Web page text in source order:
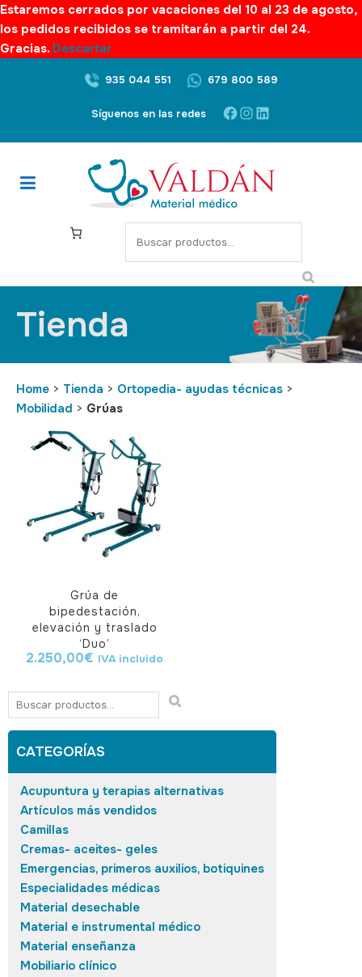
Estaremos cerrados por vacaciones del 10 al 23 de agosto,
los pedidos recibidos se tramitarán a partir del 24.
Gracias. Descartar
935 044 551 679 800 589
Síguenos en las redes
Tienda
Home > Tienda > Ortopedia- ayudas técnicas >
Mobilidad > Grúas
Grúa de
bipedestación,
elevación y traslado
‘Duo’
2.250,00€ IVA incluido
CATEGORÍAS
Acupuntura y terapias alternativas
Artículos más vendidos
Camillas
Cremas- aceites- geles
Emergencias, primeros auxilios, botiquines
Especialidades médicas
Material desechable
Material e instrumental médico
Material enseñanza
Mobiliario clínico